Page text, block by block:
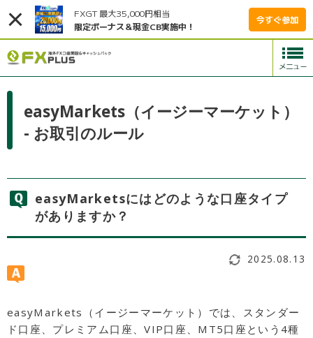
FXGT 最大35,000円相当
限定ボーナス＆現金CB実施中！
今すぐ参加
easyMarkets（イージーマーケット）
- お取引のルール
easyMarketsにはどのような口座タイプ
がありますか？
2025.08.13
easyMarkets（イージーマーケット）では、スタンダー
ド口座、プレミアム口座、VIP口座、MT5口座という4種